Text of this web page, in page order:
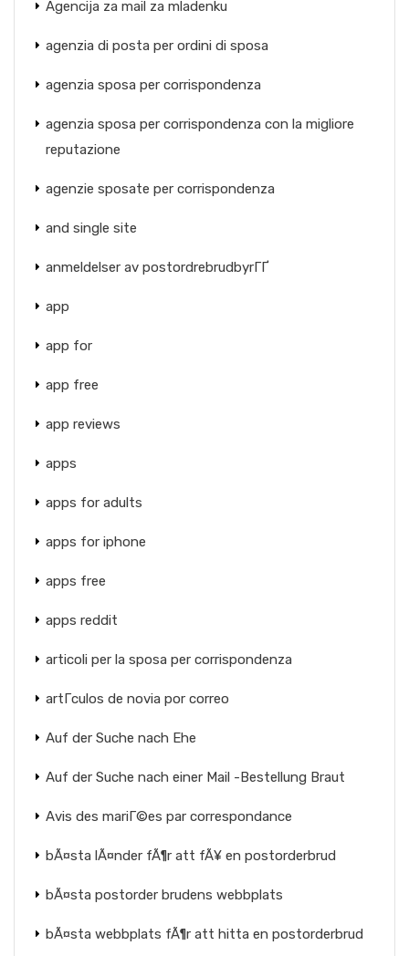
Agencija za mail za mladenku
agenzia di posta per ordini di sposa
agenzia sposa per corrispondenza
agenzia sposa per corrispondenza con la migliore
reputazione
agenzie sposate per corrispondenza
and single site
anmeldelser av postordrebrudbyrГҐ
app
app for
app free
app reviews
apps
apps for adults
apps for iphone
apps free
apps reddit
articoli per la sposa per corrispondenza
artГ­culos de novia por correo
Auf der Suche nach Ehe
Auf der Suche nach einer Mail -Bestellung Braut
Avis des mariГ©es par correspondance
bÃ¤sta lÃ¤nder fÃ¶r att fÃ¥ en postorderbrud
bÃ¤sta postorder brudens webbplats
bÃ¤sta webbplats fÃ¶r att hitta en postorderbrud